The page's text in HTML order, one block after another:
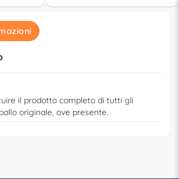
il prodotto completo di tutti gli
originale, ove presente.